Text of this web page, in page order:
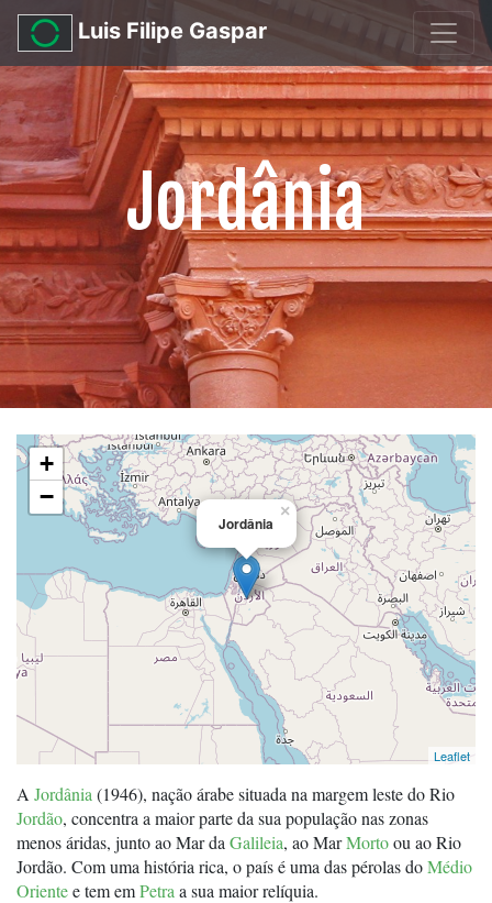
Luis Filipe Gaspar
Jordânia
Jordânia
×
+
−
Leaflet
A Jordânia (1946), nação árabe situada na margem leste do Rio
Jordão, concentra a maior parte da sua população nas zonas
menos áridas, junto ao Mar da Galileia, ao MarMortoou ao Rio
Jordão. Com uma história rica, o país é uma das pérolas doMédio
Orientee tem emPetra a sua maior relíquia.